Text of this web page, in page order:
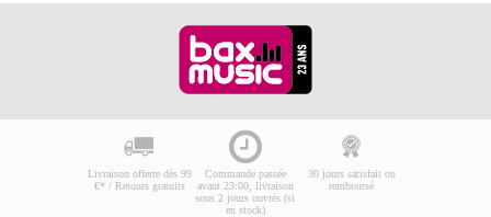
Livraison offerte dès 99
€* / Retours gratuits
Commande passée
avant 23:00, livraison
sous 2 jours ouvrés (si
en stock)
30 jours satisfait ou
remboursé